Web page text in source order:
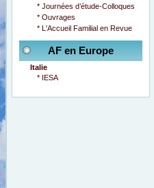
* Journées d’étude-Colloques
* Ouvrages
* L'Accueil Familial en Revue
AF en Europe
Italie
* IESA